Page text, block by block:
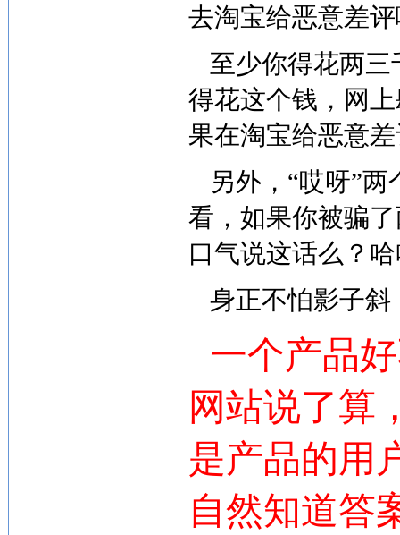
去淘宝给恶意差
至少你得花两
得花这个钱，网
果在淘宝给恶意
另外，“哎呀”
看，如果你被骗
口气说这话么？
身正不怕影子
一个产品
网站说了算
是产品的用
自然知道答